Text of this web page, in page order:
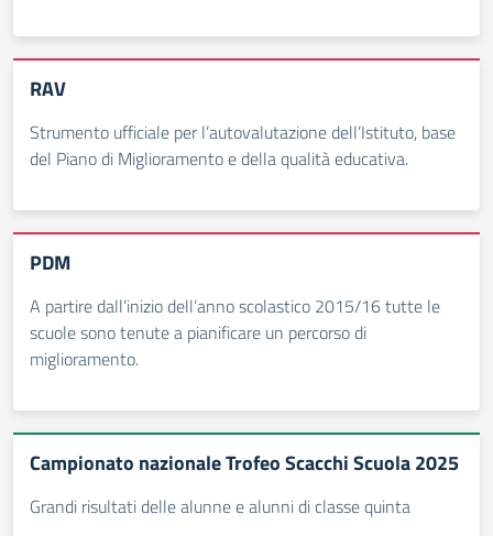
RAV
Strumento ufficiale per l’autovalutazione dell’Istituto, base
del Piano di Miglioramento e della qualità educativa.
PDM
A partire dall’inizio dell’anno scolastico 2015/16 tutte le
scuole sono tenute a pianificare un percorso di
miglioramento.
Campionato nazionale Trofeo Scacchi Scuola 2025
Grandi risultati delle alunne e alunni di classe quinta